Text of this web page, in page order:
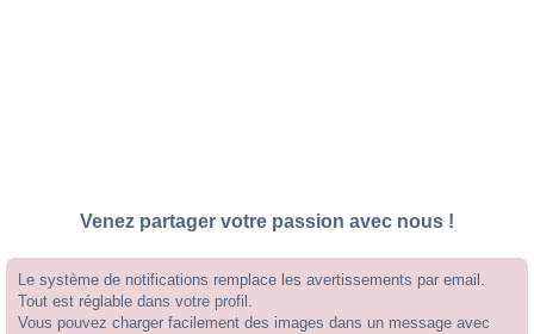
Venez partager votre passion avec nous !
Le système de notifications remplace les avertissements par email.
Tout est réglable dans votre profil.
Vous pouvez charger facilement des images dans un message avec